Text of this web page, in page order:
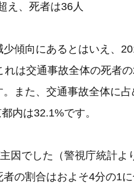
え、死者は36人
傾向にあるとはいえ、
は交通事故全体の死者
また、交通事故全体に
内は32.1%です。
因でした（警視庁統計よ
の割合はおよそ4分の1